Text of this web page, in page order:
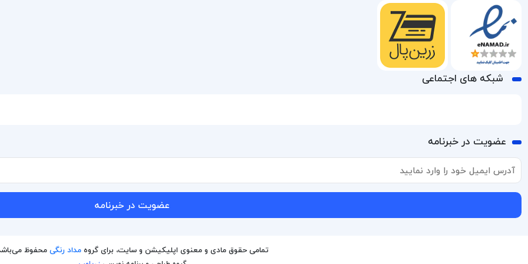
شبکه های اجتماعی
عضویت در خبرنامه
عضویت در خبرنامه
تمامی حقوق مادی و معنوی اپلیکیشن و سایت، برای گروهمداد رنگیمحفوظ